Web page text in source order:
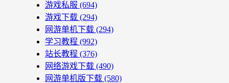
游戏私服 (694)
游戏下载 (294)
网游单机下载 (294)
学习教程 (992)
站长教程 (376)
网络游戏下载 (490)
网游单机版下载 (580)